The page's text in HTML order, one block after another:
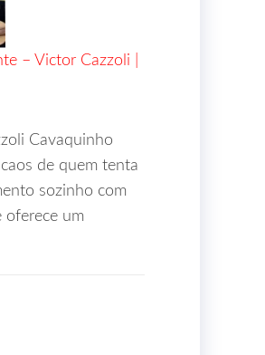
– Victor Cazzoli |
Cavaquinho
de quem tenta
sozinho com
oferece um